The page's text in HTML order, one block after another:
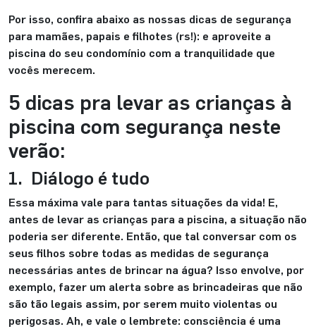
Por isso, confira abaixo as nossas dicas de segurança
para mamães, papais e filhotes (rs!): e aproveite a
piscina do seu condomínio com a tranquilidade que
vocês merecem.
5 dicas pra levar as crianças à
piscina com segurança neste
verão:
1. Diálogo é tudo
Essa máxima vale para tantas situações da vida! E,
antes de levar as crianças para a piscina, a situação não
poderia ser diferente. Então, que tal conversar com os
seus filhos sobre todas as medidas de segurança
necessárias antes de brincar na água? Isso envolve, por
exemplo, fazer um alerta sobre as brincadeiras que não
são tão legais assim, por serem muito violentas ou
perigosas. Ah, e vale o lembrete: consciência é uma